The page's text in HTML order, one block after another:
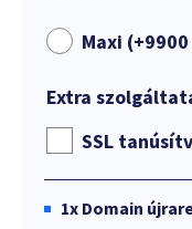
Maxi (+9900
Extra
SSL
1x Domain